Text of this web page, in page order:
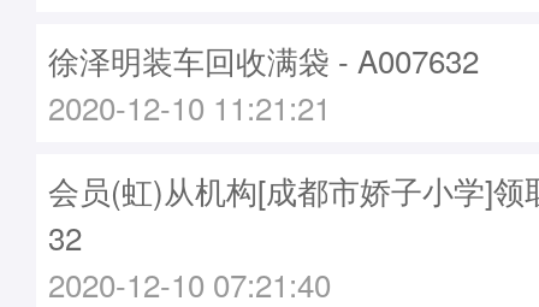
徐泽明装车回收满袋 - A007632
2020-12-10 11:21:21
会员(虹)从机构[成都市娇子小学]领
32
2020-12-10 07:21:40